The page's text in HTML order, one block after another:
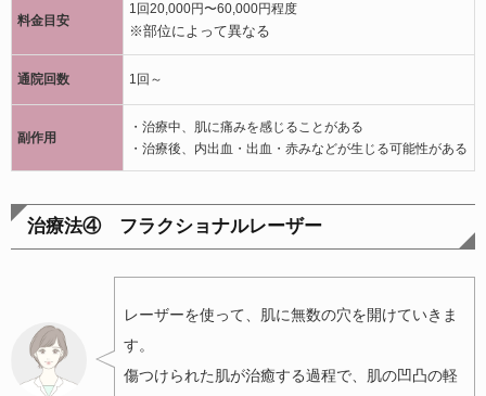
料金目安
1回20,000円〜60,000円程度
※部位によって異なる
通院回数 1回～
副作用
・治療中、肌に痛みを感じることがある
・治療後、内出血・出血・赤みなどが生じる可能性がある
治療法④ フラクショナルレーザー
レーザーを使って、肌に無数の穴を開けていきま
す。
傷つけられた肌が治癒する過程で、肌の凹凸の軽